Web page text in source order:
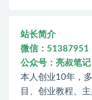
站长简介
微信：51387951
公众号：亮叔笔记
本人创业10年，
目、创业教程、